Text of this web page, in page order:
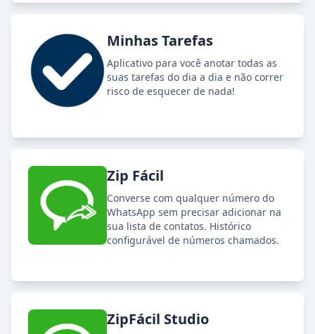
Minhas Tarefas
Aplicativo para você anotar todas as
suas tarefas do dia a dia e não correr
risco de esquecer de nada!
Zip Fácil
Converse com qualquer número do
WhatsApp sem precisar adicionar na
sua lista de contatos. Histórico
configurável de números chamados.
ZipFácil Studio